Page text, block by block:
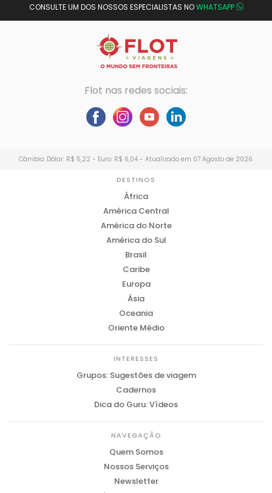
CONSULTE UM DOS NOSSOS ESPECIALISTAS NOWHATSAPP
Flot nas redes sociais:
Câmbio: Dólar: R$ 5,22 - Euro: R$ 6,04 - Atualizado em 07 Agosto de 2026.
DESTINOS
África
América Central
América do Norte
América do Sul
Brasil
Caribe
Europa
Ásia
Oceania
Oriente Médio
INTERESSES
Grupos: Sugestões de viagem
Cadernos
Dica do Guru: Vídeos
NAVEGAÇÃO
Quem Somos
Nossos Serviços
Newsletter